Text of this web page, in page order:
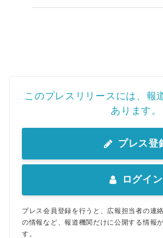
このプレスリリースには、報
あります。
プレス登
ログイン
プレス会員登録を行うと、広報担当者の連
の情報など、報道機関だけに公開する情報
す。